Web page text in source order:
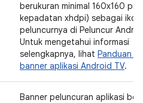
berukuran minimal 160x160
kepadatan xhdpi) sebagai ikon
peluncurnya di Peluncur
Untuk mengetahui informasi
selengkapnya, lihat Panduan
banner aplikasi Android TV.
Banner peluncuran aplikasi